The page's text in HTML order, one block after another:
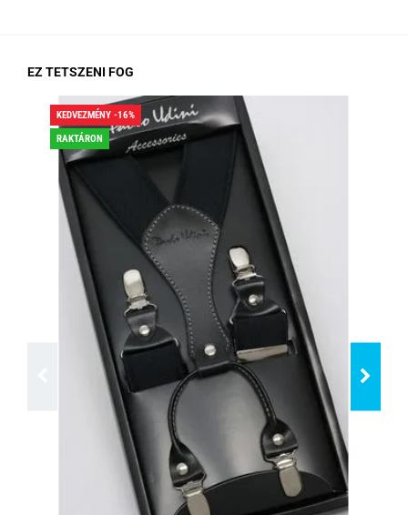
EZ TETSZENI FOG
KEDVEZMÉNY -16%
RAKTÁRON